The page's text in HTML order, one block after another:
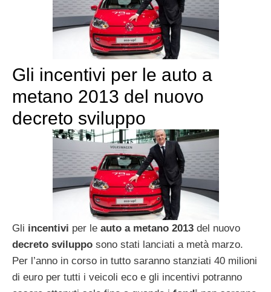
Gli incentivi per le auto a
metano 2013 del nuovo
decreto sviluppo
Gli incentivi per le auto a metano 2013 del nuovo
decreto sviluppo sono stati lanciati a metà marzo.
Per l’anno in corso in tutto saranno stanziati 40 milioni
di euro per tutti i veicoli eco e gli incentivi potranno